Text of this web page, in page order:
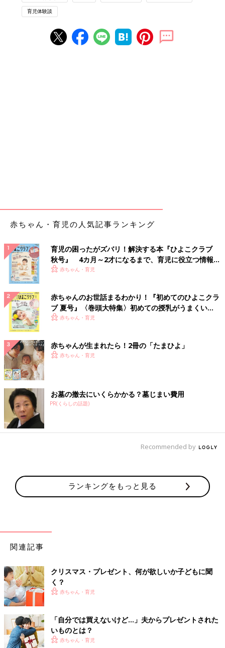
「なかよし兄妹日記」今までのお話はこちら
『探偵気分でプレゼントを探そう』大作戦のやり方
②手紙を隠す。
③プレゼント探しスタート！
④探偵気分でプレゼントを探してもらう
育児体験談
赤ちゃん・育児の人気記事ランキング
育児の困ったがズバリ！解決する本『ひよこクラブ
秋号』 4カ月～2才になるまで、育児に役立つ情報が
いっぱい！
赤ちゃん・育児
赤ちゃんのお世話まるわかり！『初めてのひよこクラ
ブ 夏号』〈巻頭大特集〉初めての授乳がうまくい
く！ おっぱい・ミルクの基本と夏のトラブル 解決テ
赤ちゃん・育児
赤ちゃんが生まれたら！2冊の「たまひよ」
赤ちゃん・育児
お墓の撤去にいくらかかる？墓じまい費用
PR(くらしの話題)
Recommended by
ランキングをもっと見る
関連記事
クリスマス・プレゼント、何が欲しいか子どもに聞
く？
赤ちゃん・育児
「自分では買えないけど…」夫からプレゼントされた
いものとは？
赤ちゃん・育児